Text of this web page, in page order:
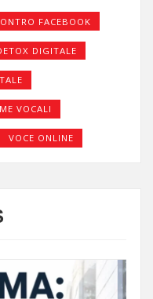
FACEBOOK
DIGITALE
VOCALI
VOCE ONLINE